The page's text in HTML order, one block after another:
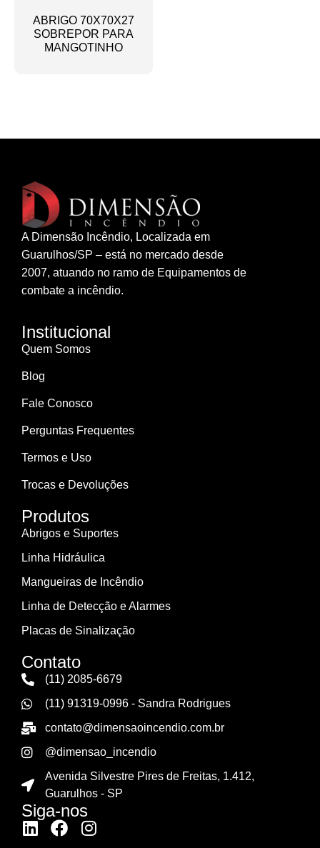
ABRIGO 70X70X27
SOBREPOR PARA
MANGOTINHO
A Dimensão Incêndio, Localizada em
Guarulhos/SP – está no mercado desde
2007, atuando no ramo de Equipamentos de
combate a incêndio.
Institucional
Quem Somos
Blog
Fale Conosco
Perguntas Frequentes
Termos e Uso
Trocas e Devoluções
Produtos
Abrigos e Suportes
Linha Hidráulica
Mangueiras de Incêndio
Linha de Detecção e Alarmes
Placas de Sinalização
Contato
(11) 2085-6679
(11) 91319-0996 - Sandra Rodrigues
contato@dimensaoincendio.com.br
@dimensao_incendio
Avenida Silvestre Pires de Freitas, 1.412,
Guarulhos - SP
Siga-nos